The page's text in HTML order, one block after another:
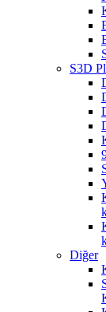
S3D
Diğer